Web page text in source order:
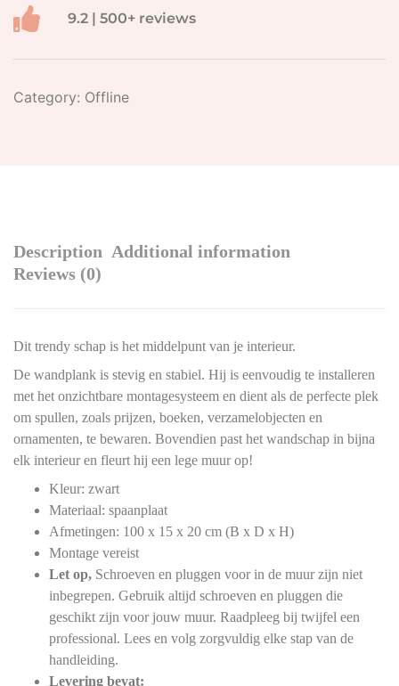
9.2 | 500+ reviews
Category: Offline
Description Additional information
Reviews (0)
Dit trendy schap is het middelpunt van je interieur.
De wandplank is stevig en stabiel. Hij is eenvoudig te installeren
met het onzichtbare montagesysteem en dient als de perfecte plek
om spullen, zoals prijzen, boeken, verzamelobjecten en
ornamenten, te bewaren. Bovendien past het wandschap in bijna
elk interieur en fleurt hij een lege muur op!
Kleur: zwart
Materiaal: spaanplaat
Afmetingen: 100 x 15 x 20 cm (B x D x H)
Montage vereist
Let op, Schroeven en pluggen voor in de muur zijn niet
inbegrepen. Gebruik altijd schroeven en pluggen die
geschikt zijn voor jouw muur. Raadpleeg bij twijfel een
professional. Lees en volg zorgvuldig elke stap van de
handleiding.
Levering bevat: